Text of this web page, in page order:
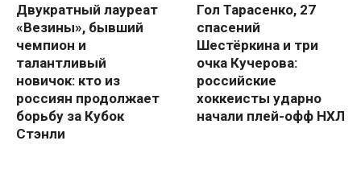
Двукратный лауреат
«Везины», бывший
чемпион и
талантливый
новичок: кто из
россиян продолжает
борьбу за Кубок
Стэнли
Гол Тарасенко, 27
спасений
Шестёркина и три
очка Кучерова:
российские
хоккеисты ударно
начали плей-офф НХЛ